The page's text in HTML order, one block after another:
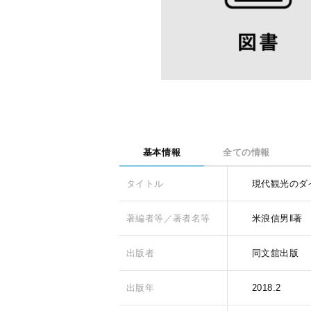
基本情報 全ての情報
タイトル 現代観光のダ
著編者等／著者名等 米浪信男‖著
出版者 同文舘出版
出版年 2018.2